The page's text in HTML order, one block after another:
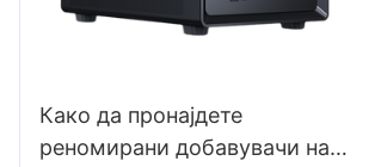
Како да пронајдете
реномирани добавувачи на